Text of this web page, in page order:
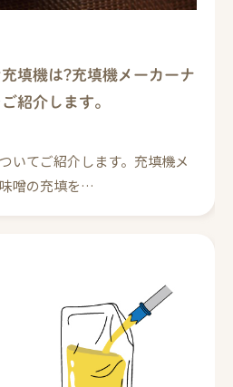
填機は?充填機メーカーナ
紹介します。
いてご紹介します。充填機メ
噌の充填を…